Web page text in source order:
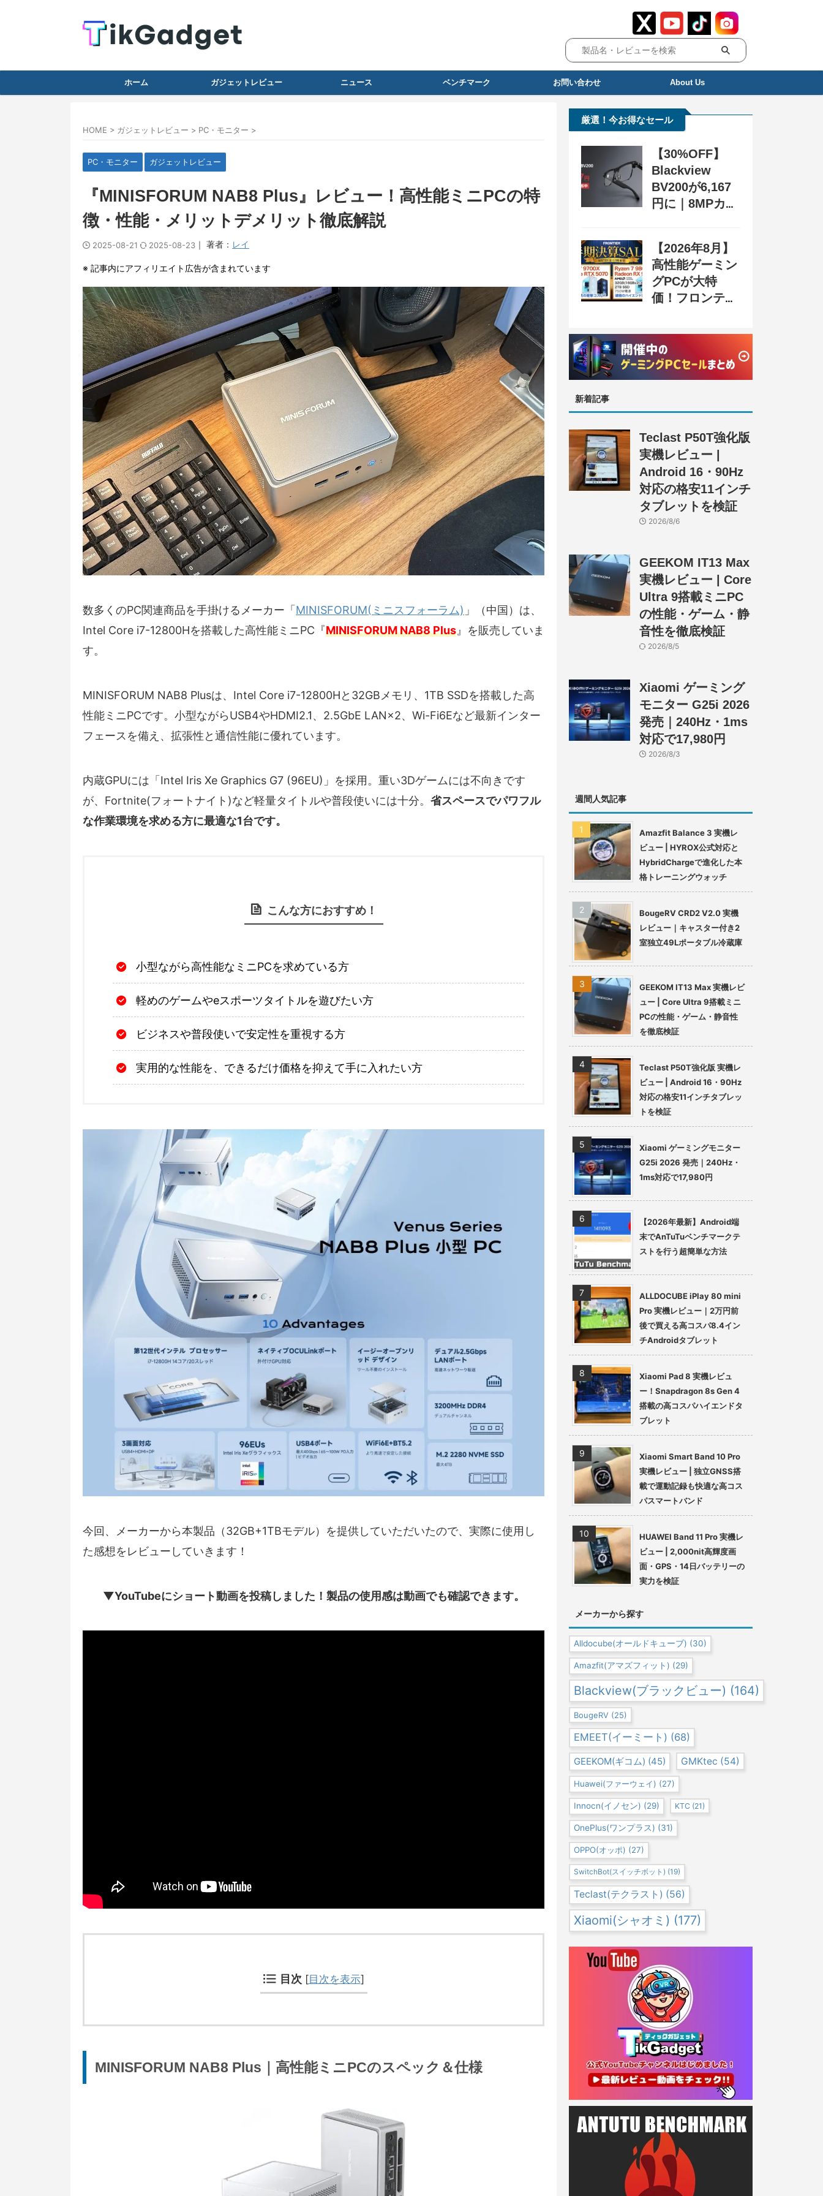
ホーム ガジェットレビュー ニュース ベンチマーク お問い合わせ About Us
HOME > ガジェットレビュー > PC・モニター >
PC・モニター ガジェットレビュー
『MINISFORUM NAB8 Plus』レビュー！高性能ミニPCの特
徴・性能・メリットデメリット徹底解説
2025-08-21 2025-08-23 ｜ 著者： レイ
※ 記事内にアフィリエイト広告が含まれています
数多くのPC関連商品を手掛けるメーカー「 MINISFORUM(ミニスフォーラム) 」（中国）は、
Intel Core i7-12800Hを搭載した高性能ミニPC『MINISFORUM NAB8 Plus』を販売していま
す。
MINISFORUM NAB8 Plusは、Intel Core i7-12800Hと32GBメモリ、1TB SSDを搭載した高
性能ミニPCです。小型ながらUSB4やHDMI2.1、2.5GbE LAN×2、Wi-Fi6Eなど最新インター
フェースを備え、拡張性と通信性能に優れています。
内蔵GPUには「Intel Iris Xe Graphics G7 (96EU)」を採用。重い3Dゲームには不向きです
が、Fortnite(フォートナイト)など軽量タイトルや普段使いには十分。 省スペースでパワフル
な作業環境を求める方に最適な1台です。
こんな方におすすめ！
小型ながら高性能なミニPCを求めている方
軽めのゲームやeスポーツタイトルを遊びたい方
ビジネスや普段使いで安定性を重視する方
実用的な性能を、できるだけ価格を抑えて手に入れたい方
今回、メーカーから本製品（32GB+1TBモデル）を提供していただいたので、実際に使用し
た感想をレビューしていきます！
▼YouTubeにショート動画を投稿しました！製品の使用感は動画でも確認できます。
目次 [目次を表示]
MINISFORUM NAB8 Plus｜高性能ミニPCのスペック＆仕様
厳選！今お得なセール
【30%OFF】
Blackview
BV200が6,167
円に｜8MPカメ
ン配布中
【2026年8月】
高性能ゲーミン
グPCが大特
価！フロンティ
SALE』開催、
セール情報まと
め
新着記事
Teclast P50T強化版
実機レビュー |
Android 16・90Hz
対応の格安11インチ
タブレットを検証
2026/8/6
GEEKOM IT13 Max
実機レビュー | Core
Ultra 9搭載ミニPC
の性能・ゲーム・静
音性を徹底検証
2026/8/5
Xiaomi ゲーミング
モニター G25i 2026
発売｜240Hz・1ms
対応で17,980円
2026/8/3
週間人気記事
Amazfit Balance 3 実機レ
ビュー | HYROX公式対応と
HybridChargeで進化した本
格トレーニングウォッチ
BougeRV CRD2 V2.0 実機
レビュー｜キャスター付き2
室独立49Lポータブル冷蔵庫
GEEKOM IT13 Max 実機レビ
ュー | Core Ultra 9搭載ミニ
PCの性能・ゲーム・静音性
を徹底検証
Teclast P50T強化版 実機レ
ビュー | Android 16・90Hz
対応の格安11インチタブレッ
トを検証
Xiaomi ゲーミングモニター
G25i 2026 発売｜240Hz・
1ms対応で17,980円
【2026年最新】Android端
末でAnTuTuベンチマークテ
ストを行う超簡単な方法
ALLDOCUBE iPlay 80 mini
Pro 実機レビュー｜2万円前
後で買える高コスパ8.4イン
チAndroidタブレット
Xiaomi Pad 8 実機レビュ
ー！Snapdragon 8s Gen 4
搭載の高コスパハイエンドタ
ブレット
Xiaomi Smart Band 10 Pro
実機レビュー | 独立GNSS搭
載で運動記録も快適な高コス
パスマートバンド
HUAWEI Band 11 Pro 実機レ
ビュー | 2,000nit高輝度画
面・GPS・14日バッテリーの
実力を検証
メーカーから探す
Alldocube(オールドキューブ) (30)
Amazfit(アマズフィット) (29)
Blackview(ブラックビュー) (164)
BougeRV (25)
EMEET(イーミート) (68)
GEEKOM(ギコム) (45) GMKtec (54)
Huawei(ファーウェイ) (27)
Innocn(イノセン) (29) KTC (21)
OnePlus(ワンプラス) (31)
OPPO(オッポ) (27)
SwitchBot(スイッチボット) (19)
Teclast(テクラスト) (56)
Xiaomi(シャオミ) (177)